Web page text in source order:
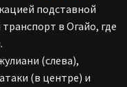
подставной
в Огайо, где
(слева),
(в центре) и